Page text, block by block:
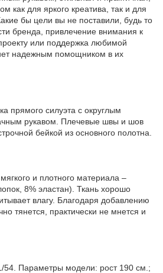
как для яркого креатива, так и для
бы цели вы не поставили, будь то
бренда, привлечение внимания к
или поддержка любимой
надежным помощником в их
прямого силуэта с округлым
рукавом. Плечевые швы и шов
бейкой из основного полотна.
и плотного материала –
8% эластан). Ткань хорошо
влагу. Благодаря добавлению
тянется, практически не мнется и
54. Параметры модели: рост 190 см.;